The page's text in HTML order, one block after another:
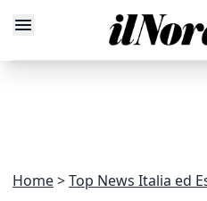
Home Top News Italia ed